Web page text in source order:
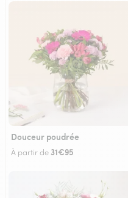
Douceur poudrée
À partir de 31€95